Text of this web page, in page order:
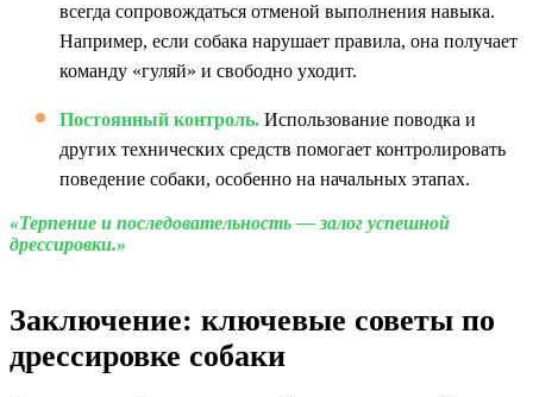
всегда сопровождаться отменой выполнения навыка.
Например, если собака нарушает правила, она получает
команду «гуляй» и свободно уходит.
Постоянный контроль. Использование поводка и
других технических средств помогает контролировать
поведение собаки, особенно на начальных этапах.
«Терпение и последовательность — залог успешной
дрессировки.»
Заключение: ключевые советы по
дрессировке собаки